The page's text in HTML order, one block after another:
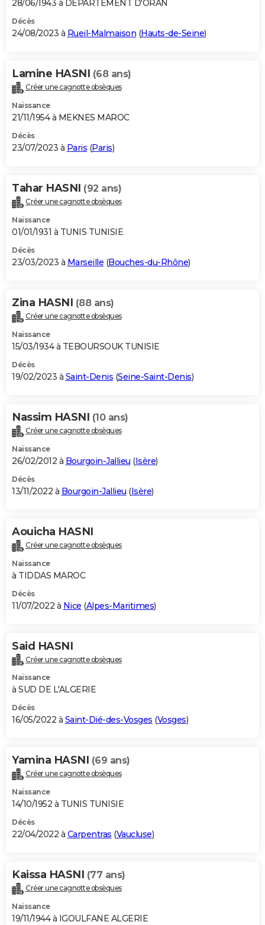
28/06/1943 à DEPARTEMENT D'ORAN
Décès
24/08/2023 à Rueil-Malmaison (Hauts-de-Seine)
Lamine HASNI (68 ans)
Créer une cagnotte obsèques
Naissance
21/11/1954 à MEKNES MAROC
Décès
23/07/2023 à Paris (Paris)
Tahar HASNI (92 ans)
Créer une cagnotte obsèques
Naissance
01/01/1931 à TUNIS TUNISIE
Décès
23/03/2023 à Marseille (Bouches-du-Rhône)
Zina HASNI (88 ans)
Créer une cagnotte obsèques
Naissance
15/03/1934 à TEBOURSOUK TUNISIE
Décès
19/02/2023 à Saint-Denis (Seine-Saint-Denis)
Nassim HASNI (10 ans)
Créer une cagnotte obsèques
Naissance
26/02/2012 à Bourgoin-Jallieu (Isère)
Décès
13/11/2022 à Bourgoin-Jallieu (Isère)
Aouicha HASNI
Créer une cagnotte obsèques
Naissance
à TIDDAS MAROC
Décès
11/07/2022 à Nice (Alpes-Maritimes)
Said HASNI
Créer une cagnotte obsèques
Naissance
à SUD DE L'ALGERIE
Décès
16/05/2022 à Saint-Dié-des-Vosges (Vosges)
Yamina HASNI (69 ans)
Créer une cagnotte obsèques
Naissance
14/10/1952 à TUNIS TUNISIE
Décès
22/04/2022 à Carpentras (Vaucluse)
Kaissa HASNI (77 ans)
Créer une cagnotte obsèques
Naissance
19/11/1944 à IGOULFANE ALGERIE